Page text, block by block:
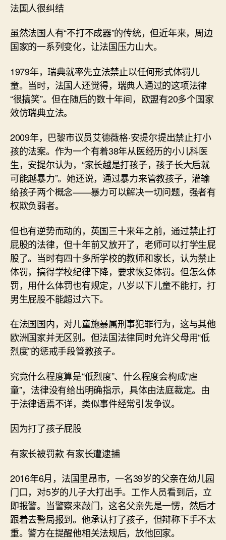
法国人很纠结
虽然法国人有“不打不成器”的传统，但近年来，周边
国家的一系列变化，让法国压力山大。
1979年，瑞典就率先立法禁止以任何形式体罚儿
童。当时，法国人还觉得，瑞典人通过的这项法律
“很搞笑”。但在随后的数十年间，欧盟有20多个国家
效仿瑞典立法。
2009年，巴黎市议员艾德薇格·安提尔提出禁止打小
孩的法案。作为一个有着38年从医经历的小儿科医
生，安提尔认为，“家长越是打孩子，孩子长大后就
可能越暴力”。她还说，通过暴力来管教孩子，灌输
给孩子两个概念——暴力可以解决一切问题，强者有
权欺负弱者。
但也有逆势而动的，英国三十来年之前，通过禁止打
屁股的法律，但十年前又放开了，老师可以打学生屁
股了。当时有四十多所学校的教师和家长，认为禁止
体罚，搞得学校纪律下降，要求恢复体罚。但怎么体
罚，用什么体罚也有规定，八岁以下儿童不能打，打
男生屁股不能超过六下。
在法国国内，对儿童施暴属刑事犯罪行为，这与其他
欧洲国家并无区别。但法国法律同时允许父母用“低
烈度”的惩戒手段管教孩子。
究竟什么程度算是“低烈度”、什么程度会构成“虐
童”，法律没有给出明确指示，具体由法庭裁定。由
于法律语焉不详，类似事件经常引发争议。
因为打了孩子屁股
有家长被罚款 有家长遭逮捕
2016年6月，法国里昂市，一名39岁的父亲在幼儿园
门口，对5岁的儿子大打出手。工作人员看到后，立
即报警。当警察来敲门，这名父亲先是一愣，然后才
跟着去警局报到。他承认打了孩子，但辩称下手不太
重。警方在提醒他相关法规后，放他回家。